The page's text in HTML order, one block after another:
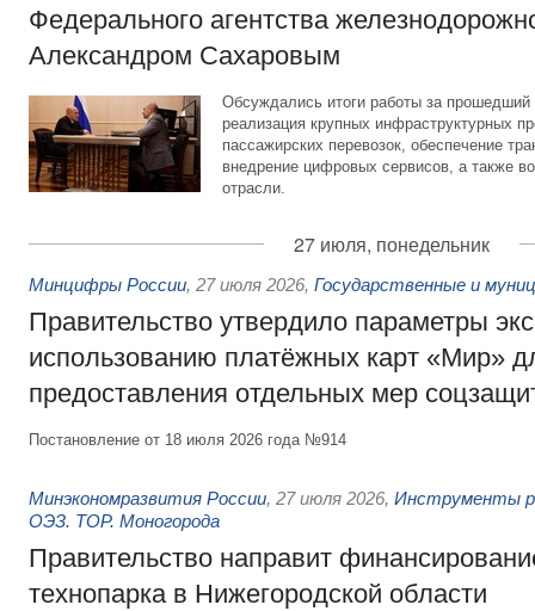
Федерального агентства
Александром Сахаровым
Обсуждались итоги работы за
реализация крупных инфраструктурных
пассажирских перевозок, обеспечение
внедрение цифровых сервисов, а также
отрасли.
27 июля, понедельник
Минцифры России, 27 июля 2026, Государственные и
Правительство утвердило параметры
использованию платёжных карт «Мир»
предоставления отдельных мер
Постановление от 18 июля 2026 года №914
Минэкономразвития России, 27 июля 2026, Инструменты
ОЭЗ. ТОР. Моногорода
Правительство направит
технопарка в Нижегородской области